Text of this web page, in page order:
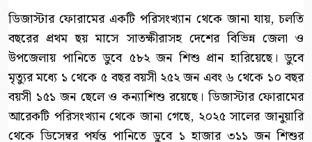
ডিজাস্টার ফোরামের একটি পরিসংখ্যান থেকে জানা যায়, চলতি
বছরের প্রথম ছয় মাসে সাতক্ষীরাসহ দেশের বিভিন্ন জেলা ও
উপজেলায় পানিতে ডুবে ৫৮২ জন শিশু প্রান হারিয়েছে। ডুবে
মৃত্যুর মধ্যে ১ থেকে ৫ বছর বয়সী ২৫২ জন এবং ৬ থেকে ১০ বছর
বয়সী ১৫১ জন ছেলে ও কন্যাশিশু রয়েছে। ডিজাস্টার ফোরামের
আরেকটি পরিসংখ্যান থেকে জানা গেছে, ২০২৫ সালের জানুয়ারি
থেকে ডিসেম্বর পর্যন্ত পানিতে ডুবে ১ হাজার ৩১১ জন শিশুর